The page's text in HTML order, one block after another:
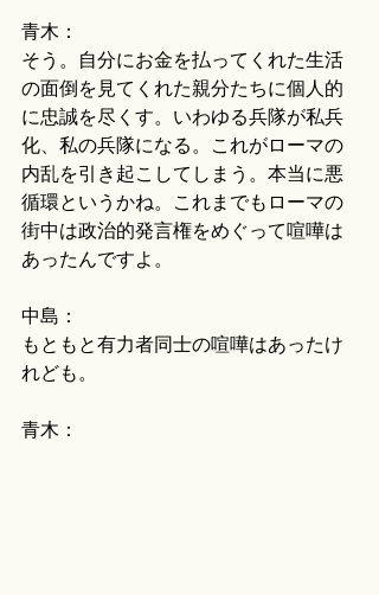
青木：
そう。自分にお金を払ってくれた生活
の面倒を見てくれた親分たちに個人的
に忠誠を尽くす。いわゆる兵隊が私兵
化、私の兵隊になる。これがローマの
内乱を引き起こしてしまう。本当に悪
循環というかね。これまでもローマの
街中は政治的発言権をめぐって喧嘩は
あったんですよ。
中島：
もともと有力者同士の喧嘩はあったけ
れども。
青木：